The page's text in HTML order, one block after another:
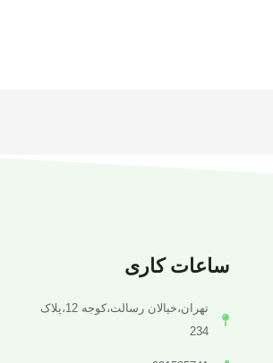
ساعات کاری
تهران،خیالان رسالت،کوجه 12،پلاک
234